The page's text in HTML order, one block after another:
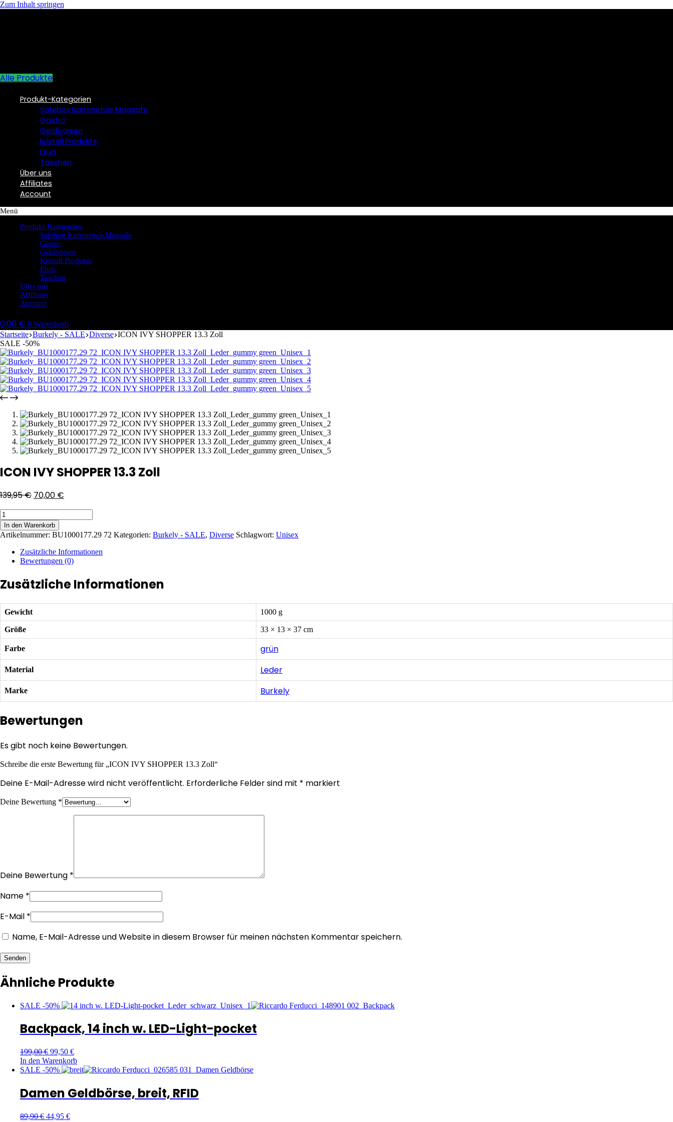
Zum Inhalt springen
Alle Produkte
Produkt-Kategorien
Safebox Kartenetuis Magsafe
Gastro
Geldbörsen
Kristall Produkte
Etuis
Taschen
Über uns
Affiliates
Account
Menü
Produkt-Kategorien
Safebox Kartenetuis Magsafe
Gastro
Geldbörsen
Kristall Produkte
Etuis
Taschen
Über uns
Affiliates
Account
0,00 € 0 Warenkorb
Startseite Burkely - SALE Diverse ICON IVY SHOPPER 13.3 Zoll
SALE -50%
ICON IVY SHOPPER 13.3 Zoll
139,95€ 70,00 €
ICON
IVY
SHOPPER
13.3
Zoll
Menge
In den Warenkorb
Artikelnummer: BU1000177.29 72 Kategorien: Burkely - SALE, Diverse Schlagwort: Unisex
Zusätzliche Informationen
Bewertungen (0)
Zusätzliche Informationen
Gewicht 1000 g
Größe 33 × 13 × 37 cm
Farbe grün
Material Leder
Marke Burkely
Bewertungen
Es gibt noch keine Bewertungen.
Schreibe die erste Bewertung für „ICON IVY SHOPPER 13.3 Zoll“
Deine E-Mail-Adresse wird nicht veröffentlicht. Erforderliche Felder sind mit * markiert
Deine Bewertung *
Deine Bewertung *
Name *
E-Mail *
Name, E-Mail-Adresse und Website in diesem Browser für meinen nächsten Kommentar speichern.
Senden
Ähnliche Produkte
SALE -50%
Backpack, 14 inch w. LED-Light-pocket
199,00€ 99,50 €
In den Warenkorb
SALE -50%
Damen Geldbörse, breit, RFID
89,90€ 44,95 €